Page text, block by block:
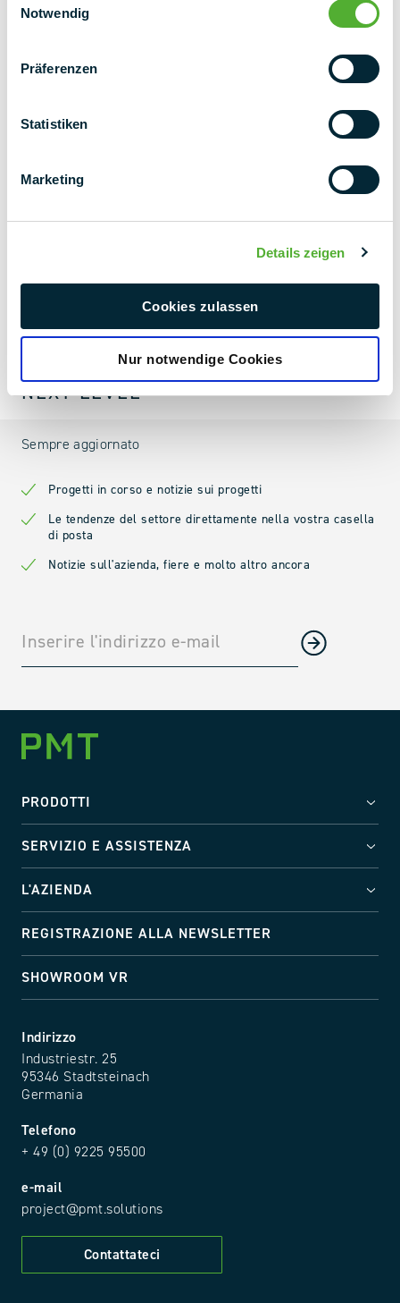
Notwendig
Präferenzen
Statistiken
Marketing
Details zeigen
Cookies zulassen
Nur notwendige Cookies
NEWSLETTER
NEXT LEVEL
Sempre aggiornato
Progetti in corso e notizie sui progetti
Le tendenze del settore direttamente nella vostra casella
di posta
Notizie sull'azienda, fiere e molto altro ancora
Indirizzo
Industriestr. 25
95346 Stadtsteinach
Germania
Telefono
+ 49 (0) 9225 95500
e-mail
project@pmt.solutions
Contattateci
PRODOTTI
SERVIZIO E ASSISTENZA
L'AZIENDA
REGISTRAZIONE ALLA NEWSLETTER
SHOWROOM VR